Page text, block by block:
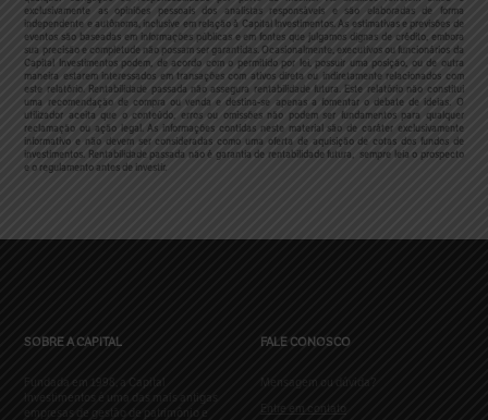
exclusivamente as opiniões pessoais dos analistas responsáveis e são elaboradas de forma
independente e autônoma, inclusive em relação à Capital Investimentos. As estimativas e previsões de
eventos são baseadas em informações públicas e em fontes que julgamos dignas de crédito, embora
sua precisão e completude não possam ser garantidas. Ocasionalmente, executivos ou funcionários da
Capital Investimentos podem, de acordo com o permitido por lei, possuir uma posição, ou de outra
maneira estarem interessados em transações com ativos direta ou indiretamente relacionados com
este relatório. Rentabilidade passada não assegura rentabilidade futura. Este relatório não constitui
uma recomendação de compra ou venda e destina-se apenas a fomentar o debate de ideias. O
utilizador aceita que o conteúdo, erros ou omissões não podem ser fundamentos para qualquer
reclamação ou ação legal. As informações contidas neste material são de caráter exclusivamente
informativo e não devem ser consideradas como uma oferta de aquisição de cotas dos fundos de
investimentos. Rentabilidade passada não é garantia de rentabilidade futura, sempre leia o prospecto
e o regulamento antes de investir.
SOBRE A CAPITAL
Fundada em 1998, a Capital
Investimentos é uma das mais antigas
empresas de gestão de patrimônio e
FALE CONOSCO
Mensagem ou dúvida?
Entre em contato